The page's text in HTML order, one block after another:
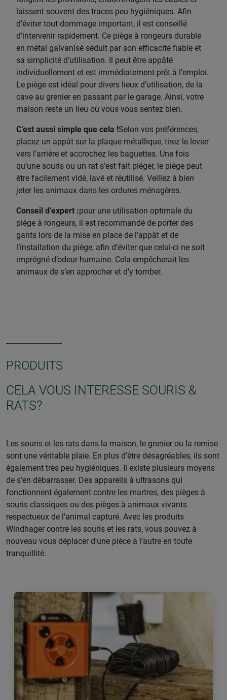
laissent souvent des traces peu hygiéniques. Afin
d’éviter tout dommage important, il est conseillé
d’intervenir rapidement. Ce piège à rongeurs durable
en métal galvanisé séduit par son efficacité fiable et
sa simplicité d’utilisation. Il peut être appâté
individuellement et est immédiatement prêt à l’emploi.
Le piège est idéal pour divers lieux d’utilisation, de la
cave au grenier en passant par le garage. Ainsi, votre
maison reste un lieu où vous vous sentez bien.
C’est aussi simple que cela !Selon vos préférences,
placez un appât sur la plaque métallique, tirez le levier
vers l’arrière et accrochez les baguettes. Une fois
qu’une souris ou un rat s’est fait piéger, le piège peut
être facilement vidé, lavé et réutilisé. Veillez à bien
jeter les animaux dans les ordures ménagères.
Conseil d’expert :pour une utilisation optimale du
piège à rongeurs, il est recommandé de porter des
gants lors de la mise en place de l’appât et de
l’installation du piège, afin d’éviter que celui-ci ne soit
imprégné d’odeur humaine. Cela empêcherait les
animaux de s’en approcher et d’y tomber.
PRODUITS
CELA VOUS INTERESSE SOURIS &
RATS?
Les souris et les rats dans la maison, le grenier ou la remise
sont une véritable plaie. En plus d’être désagréables, ils sont
également très peu hygiéniques. Il existe plusieurs moyens
de s’en débarrasser. Des appareils à ultrasons qui
fonctionnent également contre les martres, des pièges à
souris classiques ou des pièges à animaux vivants
respectueux de l’animal capturé. Avec les produits
Windhager contre les souris et les rats, vous pouvez à
nouveau vous déplacer d'une pièce à l’autre en toute
tranquillité.